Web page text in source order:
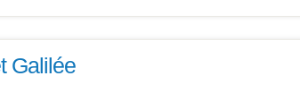
Galilée